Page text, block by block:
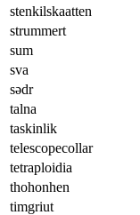
stenkilskaatten
strummert
sum
sva
sədr
talna
taskinlik
telescopecollar
tetraploidia
thohonhen
timgriut